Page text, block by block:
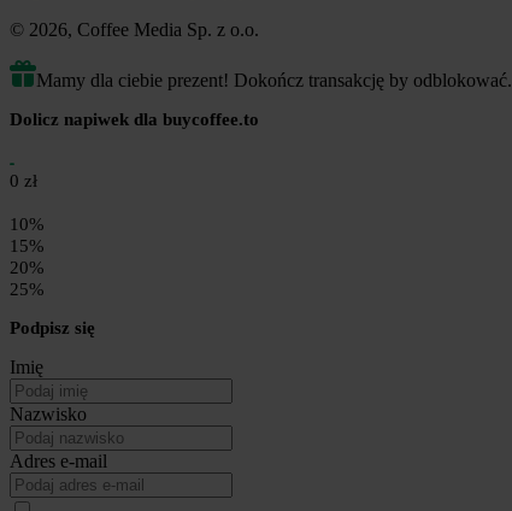
© 2026, Coffee Media Sp. z o.o.
Mamy dla ciebie prezent! Dokończ transakcję by odblokować.
Dolicz napiwek dla buycoffee.to
0 zł
10%
15%
20%
25%
Podpisz się
Imię
Nazwisko
Adres e-mail